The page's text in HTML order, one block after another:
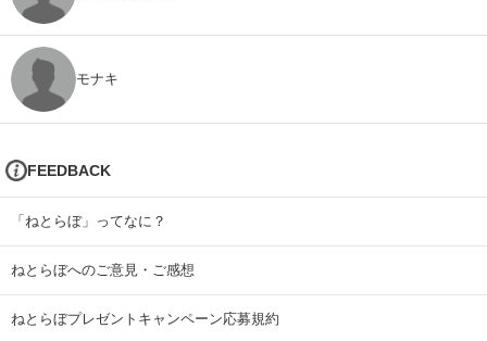
モナキ
FEEDBACK
「ねとらぼ」ってなに？
ねとらぼへのご意見・ご感想
ねとらぼプレゼントキャンペーン応募規約